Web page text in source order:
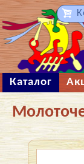
Каталог